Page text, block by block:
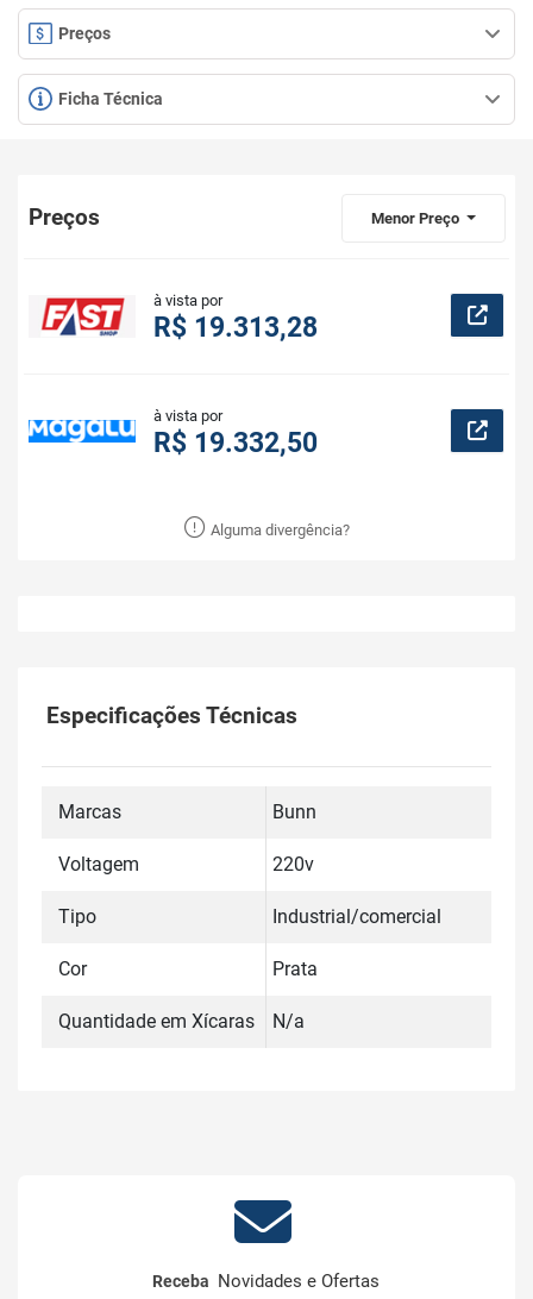
Preços
Ficha Técnica
Preços Menor Preço
à vista por
R$ 19.313,28
à vista por
R$ 19.332,50
Alguma divergência?
Especificações Técnicas
Marcas Bunn
Voltagem 220v
Tipo Industrial/comercial
Cor Prata
Quantidade em Xícaras N/a
Receba Novidades e Ofertas